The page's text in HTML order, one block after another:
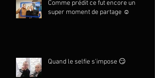
Comme prédit ce fut encore un
super moment de partage ☺️
Quand le selfie s'impose 😏